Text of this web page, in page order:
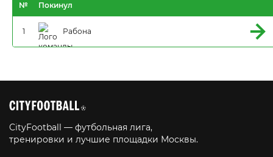
№ Покинул
1 Рабона
CityFootball — футбольная лига,
тренировки и лучшие площадки Москвы.